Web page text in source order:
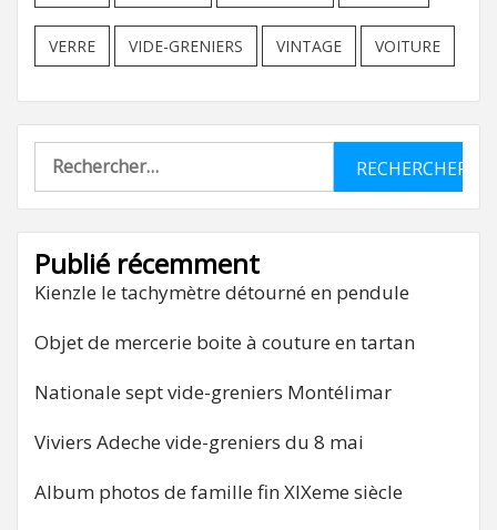
VERRE VIDE-GRENIERS VINTAGE VOITURE
Rechercher :
Publié récemment
Kienzle le tachymètre détourné en pendule
Objet de mercerie boite à couture en tartan
Nationale sept vide-greniers Montélimar
Viviers Adeche vide-greniers du 8 mai
Album photos de famille fin XIXeme siècle